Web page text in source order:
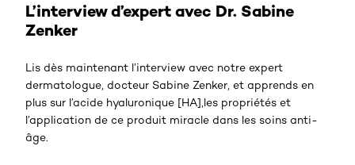
L’interview d’expert avec Dr. Sabine
Zenker
Lis dès maintenant l’interview avec notre expert
dermatologue, docteur Sabine Zenker, et apprends en
plus sur l’acide hyaluronique [HA],les propriétés et
l’application de ce produit miracle dans les soins anti-
âge.